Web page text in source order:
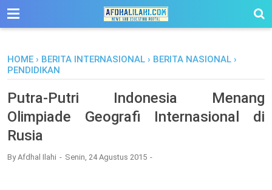
-->
HOME › BERITA INTERNASIONAL › BERITA NASIONAL ›
PENDIDIKAN
Putra-Putri Indonesia Menang
Olimpiade Geografi Internasional di
Rusia
ByAfdhal Ilahi Senin, 24 Agustus 2015